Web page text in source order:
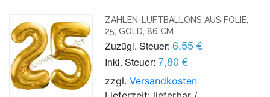
ZAHLEN-LUFTBALLONS AUS FOLIE,
25, GOLD, 86 CM
Zuzügl. Steuer: 6,55 €
Inkl. Steuer: 7,80 €
zzgl.Versandkosten